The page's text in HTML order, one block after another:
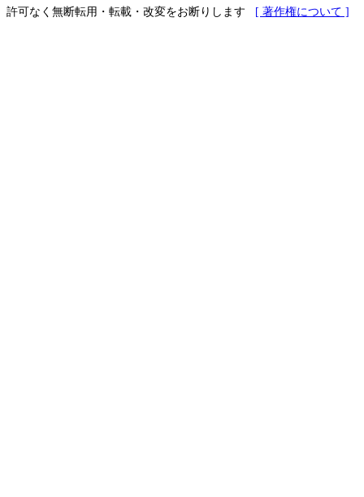
許可なく無断転用・転載・改変をお断りします [ 著作権について ]